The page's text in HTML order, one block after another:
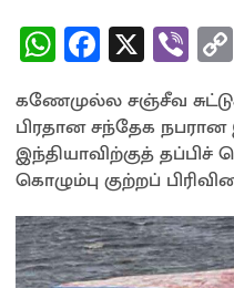
W
h
at
sA
p
p
Fa
ce
b
o
o
k
X Vi
b
er
கணேமுல்ல சஞ்சீவ
பிரதான சந்தேக
இந்தியாவிற்குத்
கொழும்பு குற்றப்